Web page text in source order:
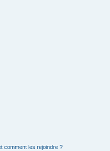
comment les rejoindre ?